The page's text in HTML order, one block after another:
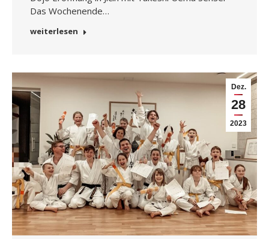
Das Wochenende…
weiterlesen
Dez.
28
2023